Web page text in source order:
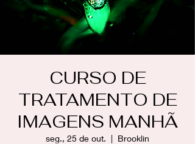
CURSO DE
TRATAMENTO DE
IMAGENS MANHÃ
seg., 25 de out.
  |
Brooklin